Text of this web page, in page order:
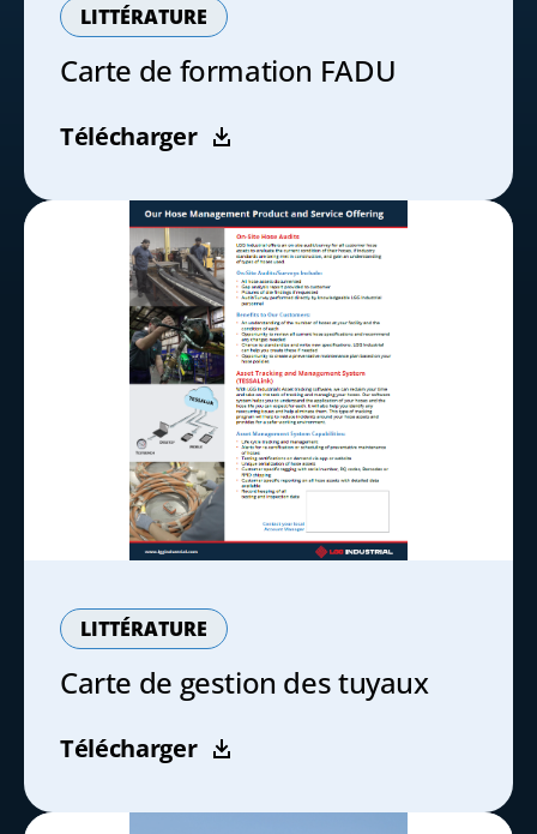
LITTÉRATURE
Carte de formation FADU
Télécharger
LITTÉRATURE
Carte de gestion des tuyaux
Télécharger